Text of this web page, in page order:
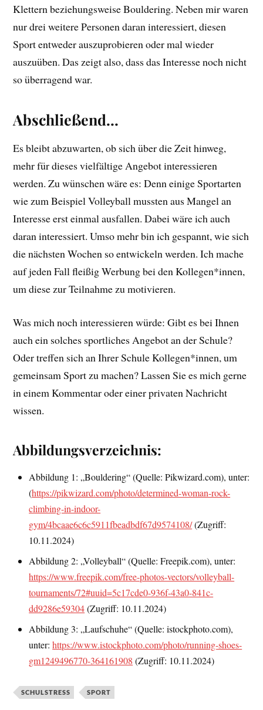
Klettern beziehungsweise Bouldering. Neben mir waren
nur drei weitere Personen daran interessiert, diesen
Sport entweder auszuprobieren oder mal wieder
auszuüben. Das zeigt also, dass das Interesse noch nicht
so überragend war.
Abschließend…
Es bleibt abzuwarten, ob sich über die Zeit hinweg,
mehr für dieses vielfältige Angebot interessieren
werden. Zu wünschen wäre es: Denn einige Sportarten
wie zum Beispiel Volleyball mussten aus Mangel an
Interesse erst einmal ausfallen. Dabei wäre ich auch
daran interessiert. Umso mehr bin ich gespannt, wie sich
die nächsten Wochen so entwickeln werden. Ich mache
auf jeden Fall fleißig Werbung bei den Kollegen*innen,
um diese zur Teilnahme zu motivieren.
Was mich noch interessieren würde: Gibt es bei Ihnen
auch ein solches sportliches Angebot an der Schule?
Oder treffen sich an Ihrer Schule Kollegen*innen, um
gemeinsam Sport zu machen? Lassen Sie es mich gerne
in einem Kommentar oder einer privaten Nachricht
wissen.
Abbildungsverzeichnis:
Abbildung 1: „Bouldering“ (Quelle: Pikwizard.com), unter:
(https://pikwizard.com/photo/determined-woman-rock-
climbing-in-indoor-
gym/4bcaae6c6c5911fbeadbdf67d9574108/(Zugriff:
10.11.2024)
Abbildung 2: „Volleyball“ (Quelle: Freepik.com), unter:
https://www.freepik.com/free-photos-vectors/volleyball-
tournaments/72#uuid=5c17cde0-936f-43a0-841c-
dd9286e59304(Zugriff: 10.11.2024)
Abbildung 3: „Laufschuhe“ (Quelle: istockphoto.com),
unter:https://www.istockphoto.com/photo/running-shoes-
gm1249496770-364161908 (Zugriff: 10.11.2024)
SCHULSTRESS SPORT